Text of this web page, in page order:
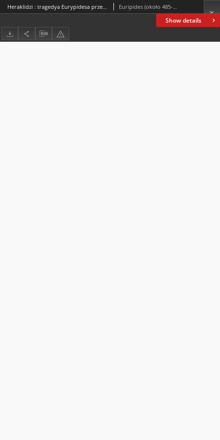
Show details
Heraklidzi : tragedya Eurypidesa przedstawiona w pierwszych latach wojny peloponeskiej Euripides (około 485-406 p.n.e.)